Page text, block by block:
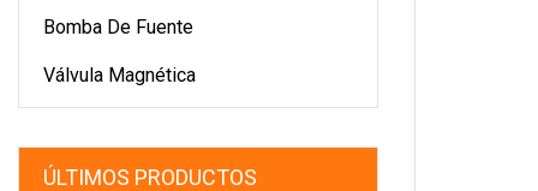
Bomba De Fuente
Válvula Magnética
ÚLTIMOS PRODUCTOS